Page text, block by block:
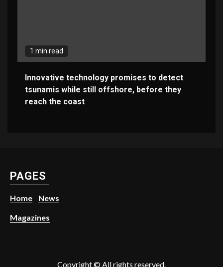
1 min read
Innovative technology promises to detect
tsunamis while still offshore, before they
reach the coast
PAGES
Home News
Magazines
Copyright © All rights reserved.